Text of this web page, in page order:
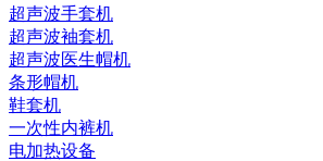
超声波手套机
超声波袖套机
超声波医生帽机
条形帽机
鞋套机
一次性内裤机
电加热设备